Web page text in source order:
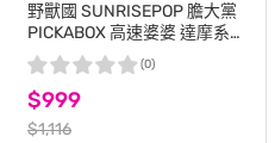
野獸國 SUNRISEPOP 膽大黨
PICKABOX 高速婆婆 達摩系列
盲盒套組(4入)
$999
$1,116
(0)